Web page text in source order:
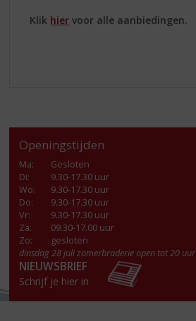
Klik hier voor alle aanbiedingen.
Openingstijden
Ma:
Gesloten
Di:
9.30-17.30 uur
Wo:
9.30-17.30 uur
Do:
9.30-17.30 uur
Vr:
9.30-17.30 uur
Za:
09.30-17.00 uur
Zo:
gesloten
dinsdag 28 juli zomerbraderie open tot 20 uur
NIEUWSBRIEF
Schrijf je hier in